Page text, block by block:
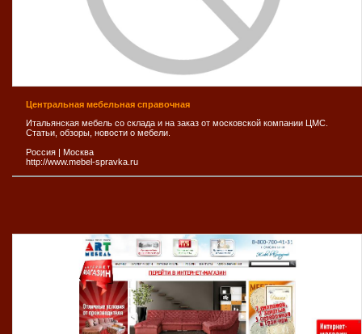
Центральная мебельная справочная
Итальянская мебель со склада и на заказ от московской компании ЦМС.
Статьи, обзоры, новости о мебели.
Россия | Москва
http://www.mebel-spravka.ru